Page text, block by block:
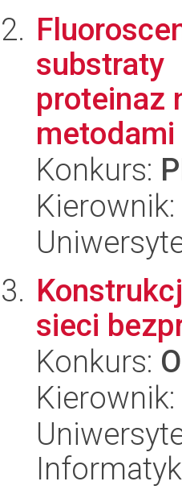
substraty
proteinaz
Konkurs:
sieci
Konkurs: